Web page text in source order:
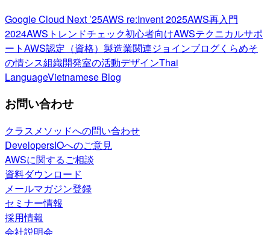
Google Cloud Next ’25AWS re:Invent 2025AWS再入門
2024AWSトレンドチェック初心者向けAWSテクニカルサポ
ートAWS認定（資格） 製造業関連ジョインブログくらめそ
の情シス組織開発室の活動デザインThai
LanguageVietnamese Blog
お問い合わせ
クラスメソッドへの問い合わせ
DevelopersIOへのご意見
AWSに関するご相談
資料ダウンロード
メールマガジン登録
セミナー情報
採用情報
会社説明会